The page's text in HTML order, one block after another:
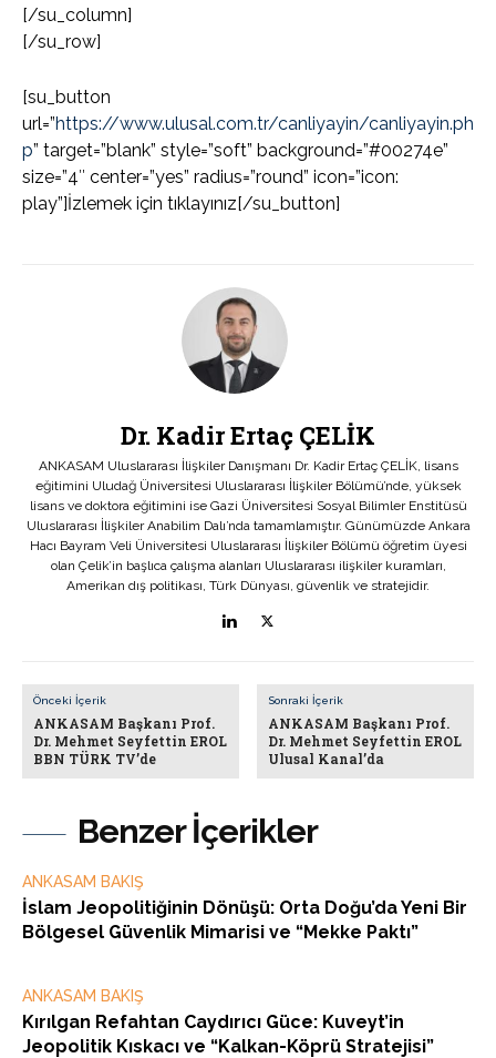
Benzer İçerikler
ANKASAM BAKIŞ
İslam Jeopolitiğinin Dönüşü: Orta Doğu’da Yeni Bir
Bölgesel Güvenlik Mimarisi ve “Mekke Paktı”
ANKASAM BAKIŞ
Kırılgan Refahtan Caydırıcı Güce: Kuveyt’in
Jeopolitik Kıskacı ve “Kalkan-Köprü Stratejisi”
[/su_column]
[/su_row]
[su_button
url=”https://www.ulusal.com.tr/canliyayin/canliyayin.ph
p” target=”blank” style=”soft” background=”#00274e”
size=”4″ center=”yes” radius=”round” icon=”icon:
play”]İzlemek için tıklayınız[/su_button]
Dr. Kadir Ertaç ÇELİK
ANKASAM Uluslararası İlişkiler Danışmanı Dr. Kadir Ertaç ÇELİK, lisans
eğitimini Uludağ Üniversitesi Uluslararası İlişkiler Bölümü’nde, yüksek
lisans ve doktora eğitimini ise Gazi Üniversitesi Sosyal Bilimler Enstitüsü
Uluslararası İlişkiler Anabilim Dalı’nda tamamlamıştır. Günümüzde Ankara
Hacı Bayram Veli Üniversitesi Uluslararası İlişkiler Bölümü öğretim üyesi
olan Çelik’in başlıca çalışma alanları Uluslararası ilişkiler kuramları,
Amerikan dış politikası, Türk Dünyası, güvenlik ve stratejidir.
Önceki İçerik
ANKASAM Başkanı Prof.
Dr. Mehmet Seyfettin EROL
BBN TÜRK TV’de
Sonraki İçerik
ANKASAM Başkanı Prof.
Dr. Mehmet Seyfettin EROL
Ulusal Kanal’da